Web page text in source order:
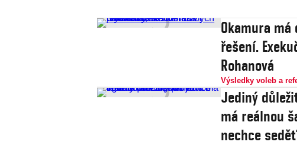
Okamura
řešení.
Rohanová
Výsledky voleb a
Jediný
má reálnou
nechce